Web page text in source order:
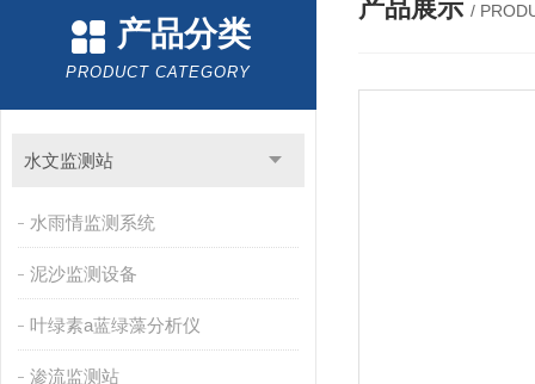
产品分类
PRODUCT CATEGORY
水文监测站
水雨情监测系统
泥沙监测设备
叶绿素a蓝绿藻分析仪
渗流监测站
产品展示 /